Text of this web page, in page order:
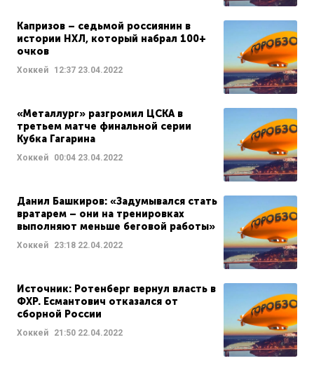
Капризов – седьмой россиянин в
истории НХЛ, который набрал 100+
очков
Хоккей 12:37 23.04.2022
«Металлург» разгромил ЦСКА в
третьем матче финальной серии
Кубка Гагарина
Хоккей 00:04 23.04.2022
Данил Башкиров: «Задумывался стать
вратарем – они на тренировках
выполняют меньше беговой работы»
Хоккей 23:18 22.04.2022
Источник: Ротенберг вернул власть в
ФХР. Есмантович отказался от
сборной России
Хоккей 21:50 22.04.2022